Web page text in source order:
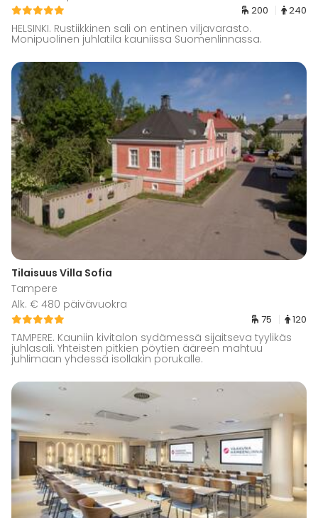
200 240
HELSINKI. Rustiikkinen sali on entinen viljavarasto.
Monipuolinen juhlatila kauniissa Suomenlinnassa.
Tilaisuus Villa Sofia
Tampere
Alk. € 480 päivävuokra
75 120
TAMPERE. Kauniin kivitalon sydämessä sijaitseva tyylikäs
juhlasali. Yhteisten pitkien pöytien ääreen mahtuu
juhlimaan yhdessä isollakin porukalle.